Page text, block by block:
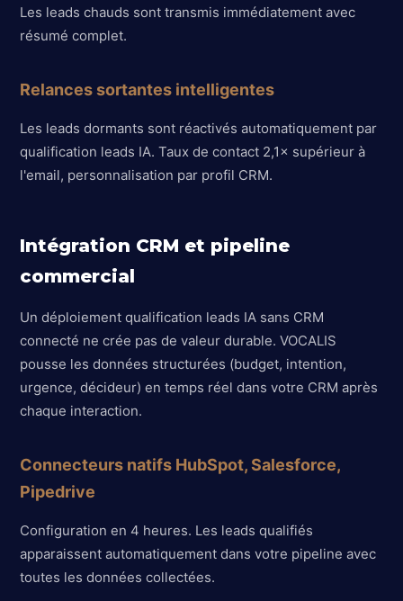
Les leads chauds sont transmis immédiatement avec
résumé complet.
Relances sortantes intelligentes
Les leads dormants sont réactivés automatiquement par
qualification leads IA. Taux de contact 2,1× supérieur à
l'email, personnalisation par profil CRM.
Intégration CRM et pipeline
commercial
Un déploiement qualification leads IA sans CRM
connecté ne crée pas de valeur durable. VOCALIS
pousse les données structurées (budget, intention,
urgence, décideur) en temps réel dans votre CRM après
chaque interaction.
Connecteurs natifs HubSpot, Salesforce,
Pipedrive
Configuration en 4 heures. Les leads qualifiés
apparaissent automatiquement dans votre pipeline avec
toutes les données collectées.